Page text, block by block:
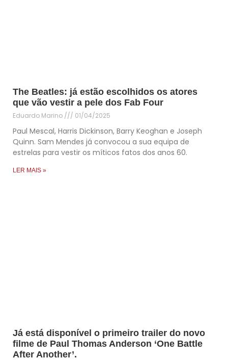
The Beatles: já estão escolhidos os atores
que vão vestir a pele dos Fab Four
Eduardo Marino 01/04/2025
Paul Mescal, Harris Dickinson, Barry Keoghan e Joseph
Quinn. Sam Mendes já convocou a sua equipa de
estrelas para vestir os míticos fatos dos anos 60.
LER MAIS »
Já está disponível o primeiro trailer do novo
filme de Paul Thomas Anderson ‘One Battle
After Another’.